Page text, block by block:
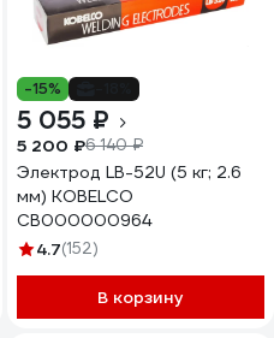
-15%
5 055 ₽
5 200 ₽6 140 ₽
Электрод LB-52U (5 кг; 2.6
мм) KOBELCO
СВ000000964
4.7(152)
В корзину